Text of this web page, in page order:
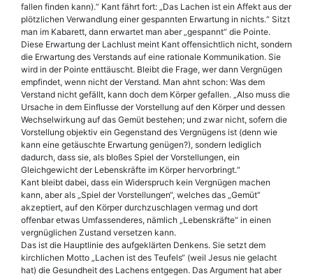
fallen finden kann).“ Kant fährt fort: „Das Lachen ist ein Affekt aus der
plötzlichen Verwandlung einer gespannten Erwartung in nichts.“ Sitzt
man im Kabarett, dann erwartet man aber „gespannt“ die Pointe.
Diese Erwartung der Lachlust meint Kant offensichtlich nicht, sondern
die Erwartung des Verstands auf eine rationale Kommunikation. Sie
wird in der Pointe enttäuscht. Bleibt die Frage, wer dann Vergnügen
empfindet, wenn nicht der Verstand. Man ahnt schon: Was dem
Verstand nicht gefällt, kann doch dem Körper gefallen. „Also muss die
Ursache in dem Einflusse der Vorstellung auf den Körper und dessen
Wechselwirkung auf das Gemüt bestehen; und zwar nicht, sofern die
Vorstellung objektiv ein Gegenstand des Vergnügens ist (denn wie
kann eine getäuschte Erwartung genügen?), sondern lediglich
dadurch, dass sie, als bloßes Spiel der Vorstellungen, ein
Gleichgewicht der Lebenskräfte im Körper hervorbringt.“
Kant bleibt dabei, dass ein Widerspruch kein Vergnügen machen
kann, aber als „Spiel der Vorstellungen“, welches das „Gemüt“
akzeptiert, auf den Körper durchzuschlagen vermag und dort
offenbar etwas Umfassenderes, nämlich „Lebenskräfte“ in einen
vergnüglichen Zustand versetzen kann.
Das ist die Hauptlinie des aufgeklärten Denkens. Sie setzt dem
kirchlichen Motto „Lachen ist des Teufels“ (weil Jesus nie gelacht
hat) die Gesundheit des Lachens entgegen. Das Argument hat aber